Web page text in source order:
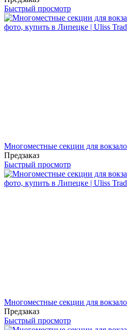
Быстрый просмотр
Многоместные секции для
Предзаказ
Быстрый просмотр
Многоместные секции для
Предзаказ
Быстрый просмотр